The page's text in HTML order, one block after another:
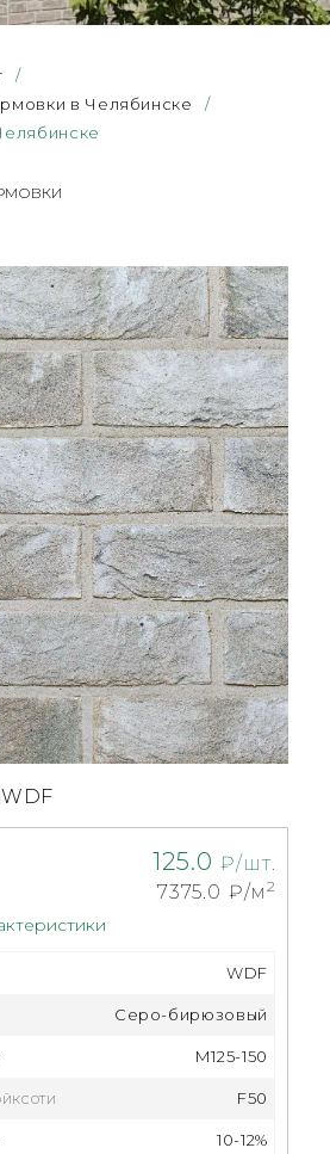
/
в Челябинске
/
125.0 ₽/шт.
7375.0 ₽/м2
WDF
Серо-бирюзовый
М125-150
F50
10-12%